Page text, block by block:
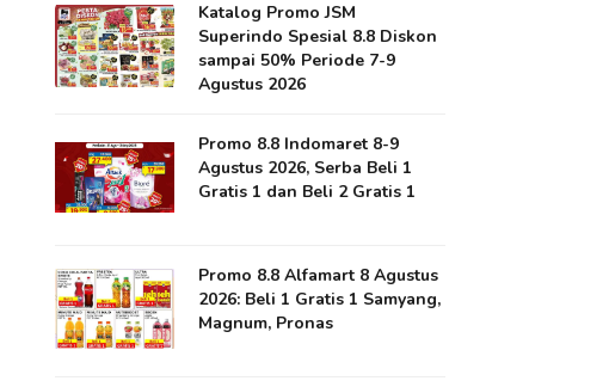
Katalog Promo JSM
Superindo Spesial 8.8 Diskon
sampai 50% Periode 7-9
Agustus 2026
Promo 8.8 Indomaret 8-9
Agustus 2026, Serba Beli 1
Gratis 1 dan Beli 2 Gratis 1
Promo 8.8 Alfamart 8 Agustus
2026: Beli 1 Gratis 1 Samyang,
Magnum, Pronas